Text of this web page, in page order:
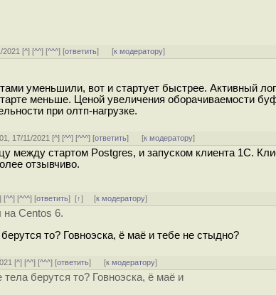
2021 [^] [^^] [^^^] [ответить] [к модератору]
уменьшили, вот и стартует быстрее. Активный
меньше. Ценой увеличения оборачиваемости
при олтп-нагрузке.
17/11/2021 [^] [^^] [^^^] [ответить] [к модератору]
между стартом Postgres, и запуском клиента 1C.
отзывчиво.
] [^^] [^^^] [ответить][↑] [к модератору]
на Centos 6.
то? Говноэска, ё маё и тебе не стыдно?
[^] [^^] [^^^] [ответить] [к модератору]
берутся то? Говноэска, ё маё и